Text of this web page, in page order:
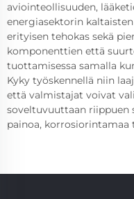
aviointeollisuuden,
energiasektorin
erityisen tehokas sekä
komponenttien että
tuottamisessa samalla
Kyky työskennellä niin
että valmistajat voivat
soveltuvuuttaan riippuen
painoa,